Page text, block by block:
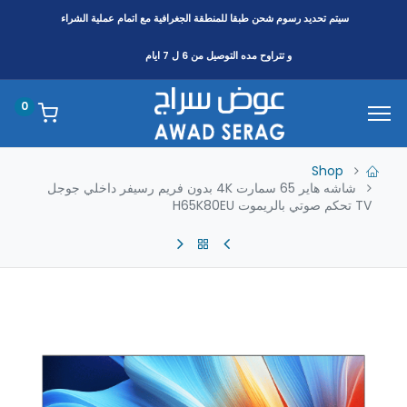
سيتم تحديد رسوم شحن طبقا للمنطقةالجغرافية مع اتمام عملية الشراء
و تتراوح مده التوصيل من 6 ل 7 ايام
0
Shop
شاشه هاير 65 سمارت 4K بدون فريم رسيفر داخلي جوجل
TV تحكم صوتي بالريموت H65K80EU